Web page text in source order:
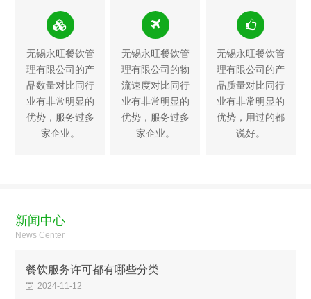
无锡永旺餐饮管
理有限公司的产
品数量对比同行
业有非常明显的
优势，服务过多
家企业。
无锡永旺餐饮管
理有限公司的物
流速度对比同行
业有非常明显的
优势，服务过多
家企业。
无锡永旺餐饮管
理有限公司的产
品质量对比同行
业有非常明显的
优势，用过的都
说好。
新闻中心
News Center
餐饮服务许可都有哪些分类
2024-11-12